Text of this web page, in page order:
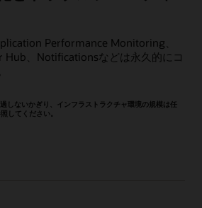
Performance Monitoring、
Hub、Notificationsなどは永久的にコ
しないかぎり、インフラストラクチャ環境の規模は任
してください。